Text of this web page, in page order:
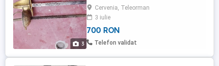
3
Cervenia, Teleorman
3 iulie
700 RON
Telefon validat